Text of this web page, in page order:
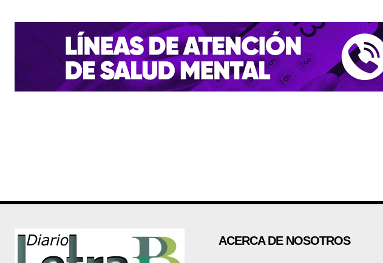
ACERCA DE NOSOTROS